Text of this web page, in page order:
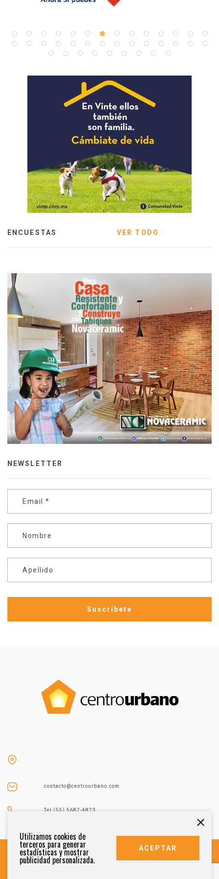
ENCUESTAS VER TODO
NEWSLETTER
Email *
Nombre
Apellido
contacto@centrourbano.com
Tel (55) 5687-4873
Utilizamos cookies de
terceros para generar
estadísticas y mostrar
publicidad personalizada.
ACEPTAR